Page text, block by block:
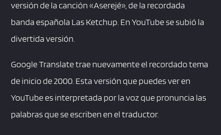
versión de la canción «Aserejé», de la recordada
banda española Las Ketchup. En YouTube se subió la
divertida versión.
Google Translate trae nuevamente el recordado tema
de inicio de 2000. Esta versión que puedes ver en
YouTube es interpretada por la voz que pronuncia las
palabras que se escriben en el traductor.